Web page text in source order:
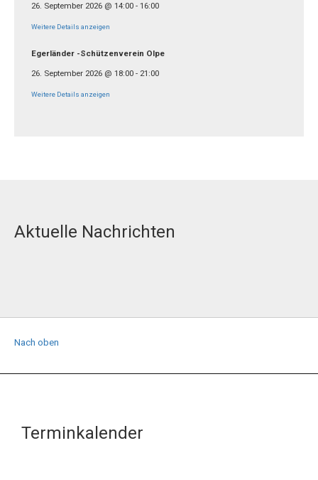
26. September 2026 @ 14:00 - 16:00
Weitere Details anzeigen
Egerländer -Schützenverein Olpe
26. September 2026 @ 18:00 - 21:00
Weitere Details anzeigen
Aktuelle Nachrichten
Nach oben
Terminkalender